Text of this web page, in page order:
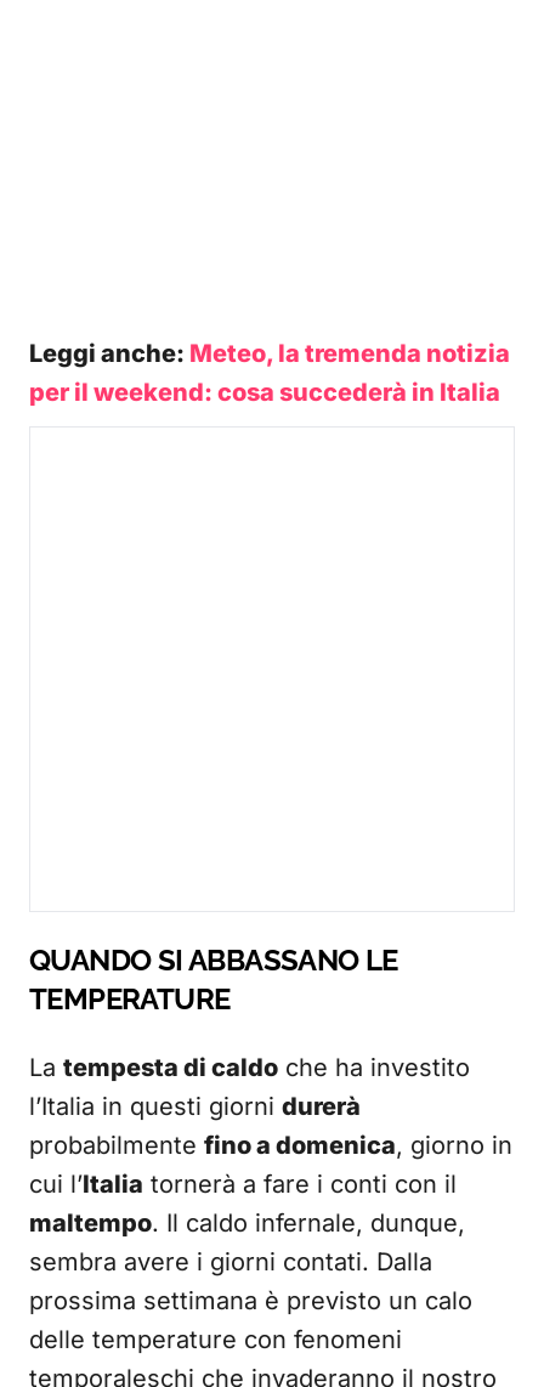
Leggi anche: Meteo, la tremenda notizia
per il weekend: cosa succederà in Italia
QUANDO SI ABBASSANO LE
TEMPERATURE
La tempesta di caldo che ha investito
l’Italia in questi giorni durerà
probabilmente fino a domenica, giorno in
cui l’Italia tornerà a fare i conti con il
maltempo. Il caldo infernale, dunque,
sembra avere i giorni contati. Dalla
prossima settimana è previsto un calo
delle temperature con fenomeni
temporaleschi che invaderanno il nostro